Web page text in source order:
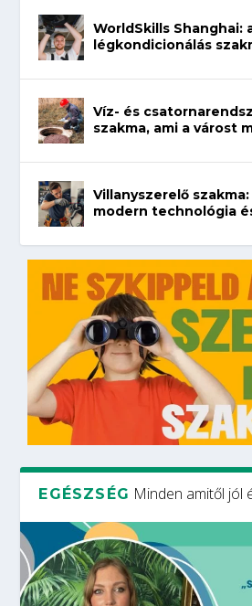
WorldSkills Shanghai:
légkondicionálás
Víz- és
szakma, ami a várost
Villanyszerelő
modern technológia
EGÉSZSÉG Minden amitől jól